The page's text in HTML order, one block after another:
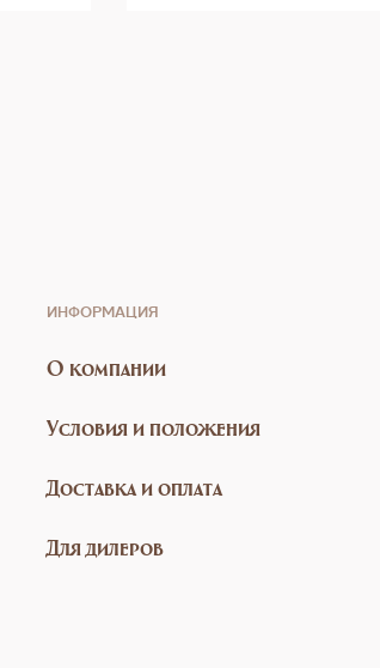
ИНФОРМАЦИЯ
О компании
Условия и положения
Доставка и оплата
Для дилеров